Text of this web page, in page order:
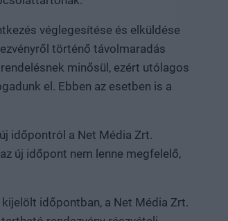
véglegesítése és elküldése
történő távolmaradás
minősül, ezért utólagos
el. Ebben az esetben is a
időpontról a Net Média Zrt.
új időpont nem lenne megfelelő,
időpontban, a Net Média Zrt.